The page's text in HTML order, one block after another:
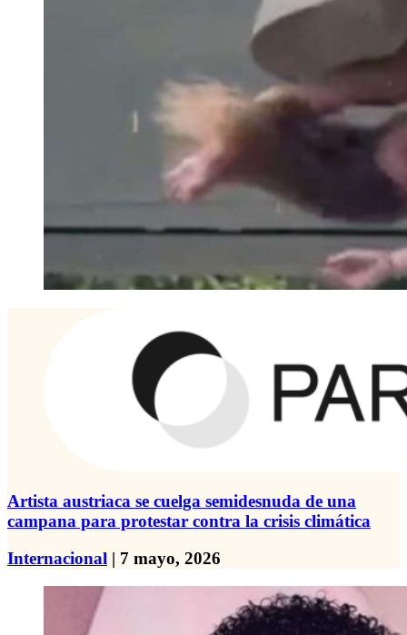
Artista austriaca se cuelga semidesnuda de una
campana para protestar contra la crisis climática
Internacional | 7 mayo, 2026